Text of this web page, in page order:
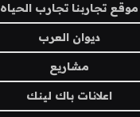
موقع تجاربنا تجارب الحياه
ديوان العرب
مشاريع
اعلانات باك لينك